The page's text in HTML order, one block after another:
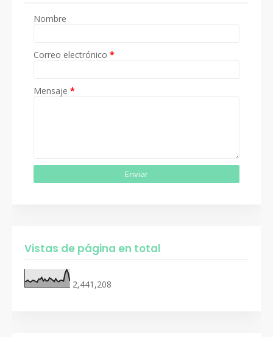
Nombre
Correo electrónico *
Mensaje *
Vistas de página en total
2,441,208